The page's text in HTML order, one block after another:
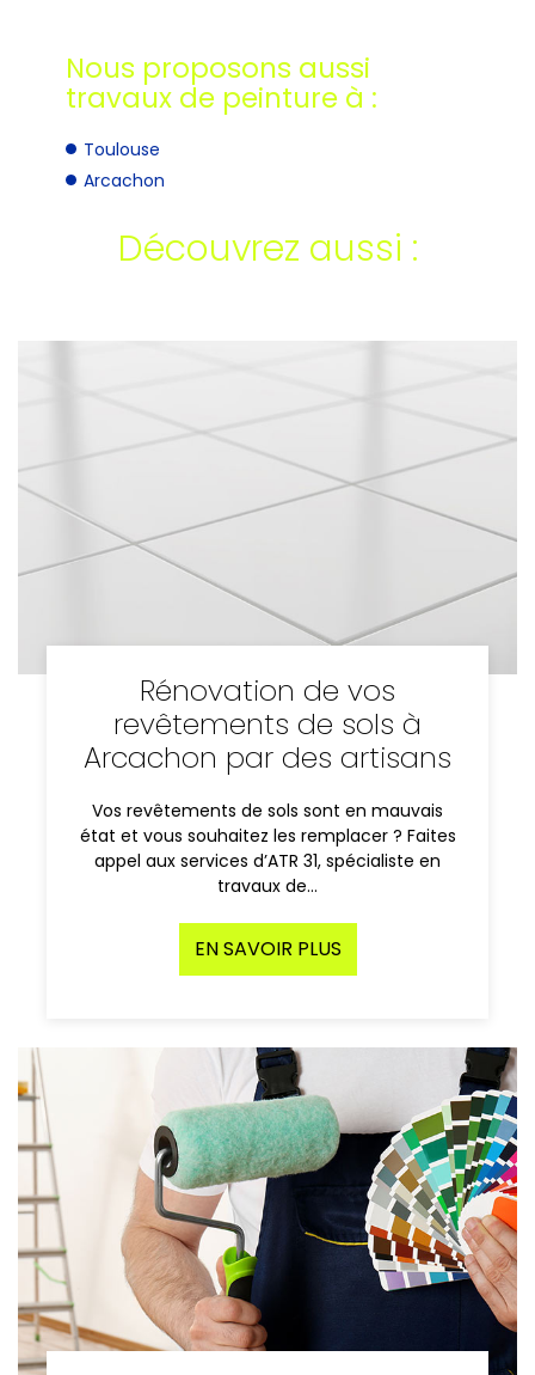
Nous proposons aussi
travaux de peinture à :
Toulouse
Arcachon
Découvrez aussi :
Rénovation de vos
revêtements de sols à
Arcachon par des artisans
Vos revêtements de sols sont en mauvais
état et vous souhaitez les remplacer ? Faites
appel aux services d’ATR 31, spécialiste en
travaux de…
EN SAVOIR PLUS